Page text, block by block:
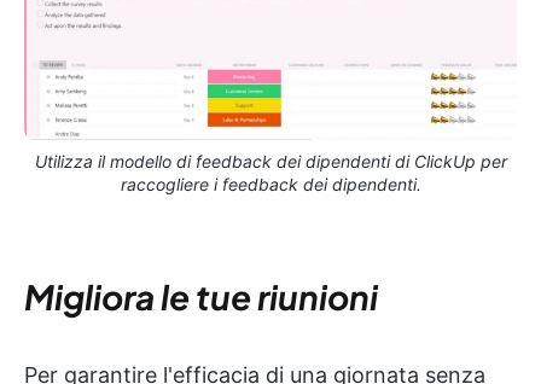
Utilizza il modello di feedback dei dipendenti di ClickUp per
raccogliere i feedback dei dipendenti.
Migliora le tue riunioni
Per garantire l'efficacia di una giornata senza